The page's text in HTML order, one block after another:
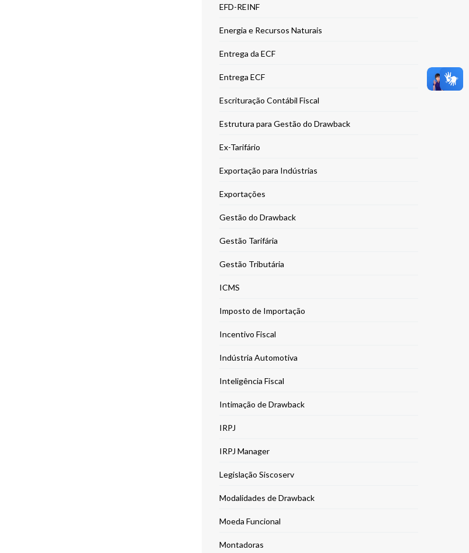
EFD-REINF
Energia e Recursos Naturais
Entrega da ECF
Entrega ECF
Escrituração Contábil Fiscal
Estrutura para Gestão do Drawback
Ex-Tarifário
Exportação para Indústrias
Exportações
Gestão do Drawback
Gestão Tarifária
Gestão Tributária
ICMS
Imposto de Importação
Incentivo Fiscal
Indústria Automotiva
Inteligência Fiscal
Intimação de Drawback
IRPJ
IRPJ Manager
Legislação Siscoserv
Modalidades de Drawback
Moeda Funcional
Montadoras